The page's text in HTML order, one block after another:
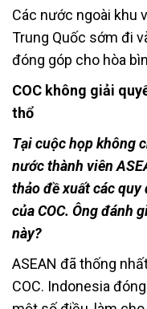
Các nước ngoài khu
Trung Quốc sớm đi
đóng góp cho hòa
COC không giải
thổ
Tại cuộc họp không
nước thành viên
thảo đề xuất các
của COC. Ông đánh
này?
ASEAN đã thống
COC. Indonesia